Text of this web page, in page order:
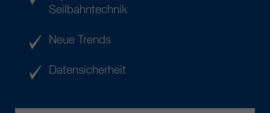
Seilbahntechnik
Neue Trends
Datensicherheit